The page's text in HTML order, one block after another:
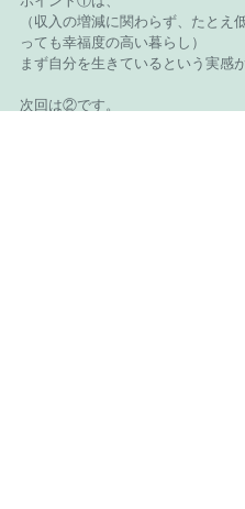
（収入の増減に関わらず、たとえ
っても幸福度の高い暮らし）
まず自分を生きているという実感
次回は②です。